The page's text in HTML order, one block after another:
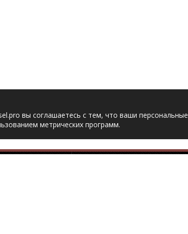
вы соглашаетесь с тем, что ваши персональные
метрических программ.